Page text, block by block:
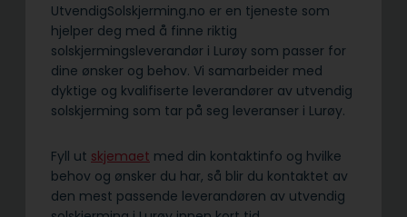
UtvendigSolskjerming.no er en tjeneste som
hjelper deg med å finne riktig
solskjermingsleverandør i Lurøy som passer for
dine ønsker og behov. Vi samarbeider med
dyktige og kvalifiserte leverandører av utvendig
solskjerming som tar på seg leveranser i Lurøy.
Fyll ut skjemaet med din kontaktinfo og hvilke
behov og ønsker du har, så blir du kontaktet av
den mest passende leverandøren av utvendig